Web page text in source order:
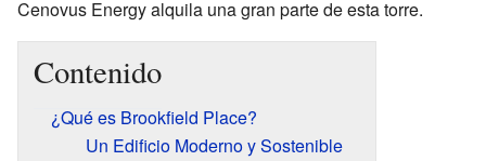
Cenovus Energy alquila una gran parte de esta torre.
Contenido
¿Qué es Brookfield Place?
Un Edificio Moderno y Sostenible